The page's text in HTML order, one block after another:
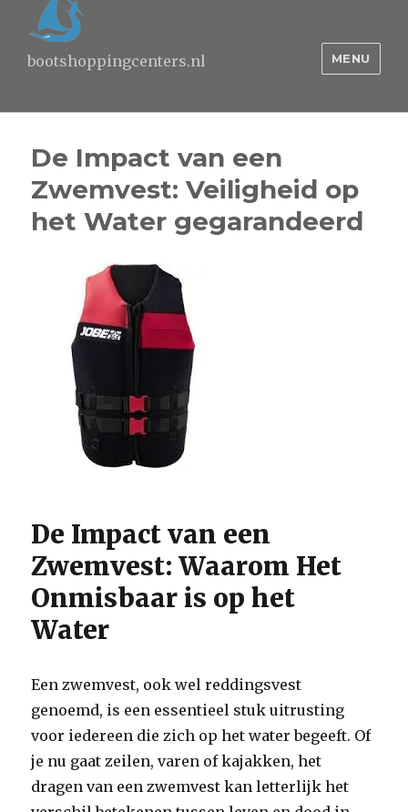
bootshoppingcenters.nl MENU
De Impact van een
Zwemvest: Veiligheid op
het Water gegarandeerd
De Impact van een
Zwemvest: Waarom Het
Onmisbaar is op het
Water
Een zwemvest, ook wel reddingsvest
genoemd, is een essentieel stuk uitrusting
voor iedereen die zich op het water begeeft. Of
je nu gaat zeilen, varen of kajakken, het
dragen van een zwemvest kan letterlijk het